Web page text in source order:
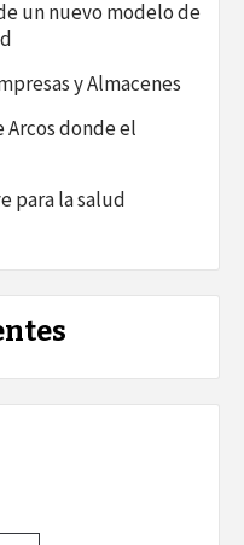
un nuevo modelo de
y Almacenes
Arcos donde el
para la salud